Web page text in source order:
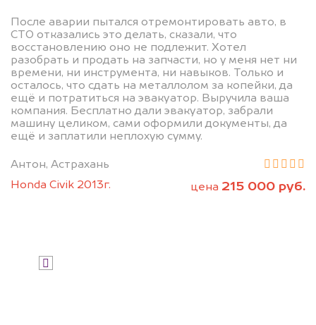
После аварии пытался отремонтировать авто, в
СТО отказались это делать, сказали, что
восстановлению оно не подлежит. Хотел
разобрать и продать на запчасти, но у меня нет ни
времени, ни инструмента, ни навыков. Только и
осталось, что сдать на металлолом за копейки, да
ещё и потратиться на эвакуатор. Выручила ваша
компания. Бесплатно дали эвакуатор, забрали
машину целиком, сами оформили документы, да
ещё и заплатили неплохую сумму.
Антон, Астрахань
Honda Civik 2013г.
цена 215 000 руб.
разборку.
Мы купим ваше авто на 20.000 руб.
дороже, чем предлагают на
автоаукционах.